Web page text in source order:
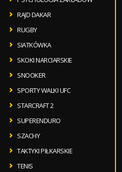
RAJD DAKAR
RUGBY
SIATKÓWKA
SKOKI NARCIARSKIE
SNOOKER
SPORTY WALKI UFC
STARCRAFT 2
SUPERENDURO
SZACHY
TAKTYKI PIŁKARSKIE
TENIS